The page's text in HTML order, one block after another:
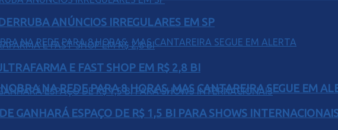
NA REDE PARA 8 HORAS, MAS CANTAREIRA SEGUE EM
ANÚNCIOS IRREGULARES EM SP
E FAST SHOP EM R$ 2,8 BI
GANHARÁ ESPAÇO DE R$ 1,5 BI PARA SHOWS